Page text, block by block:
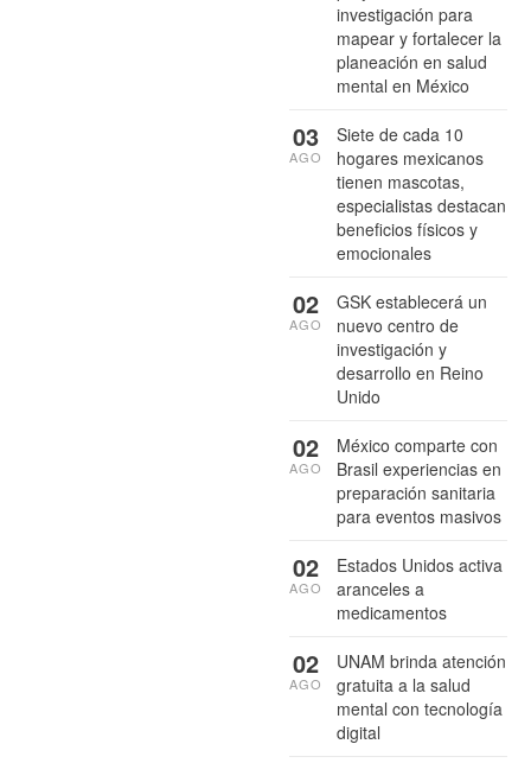
investigación para
mapear y fortalecer la
planeación en salud
mental en México
Siete de cada 10
hogares mexicanos
tienen mascotas,
especialistas destacan
beneficios físicos y
emocionales
03
AGO
GSK establecerá un
nuevo centro de
investigación y
desarrollo en Reino
Unido
02
AGO
México comparte con
Brasil experiencias en
preparación sanitaria
para eventos masivos
02
AGO
Estados Unidos activa
aranceles a
medicamentos
02
AGO
UNAM brinda atención
gratuita a la salud
mental con tecnología
digital
02
AGO